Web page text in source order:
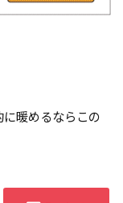
暖めるならこの